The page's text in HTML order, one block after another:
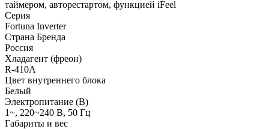
таймером, авторестартом, функцией iFeel
Серия
Fortuna Inverter
Страна Бренда
Россия
Хладагент (фреон)
R-410A
Цвет внутреннего блока
Белый
Электропитание (В)
1~, 220~240 В, 50 Гц
Габариты и вес